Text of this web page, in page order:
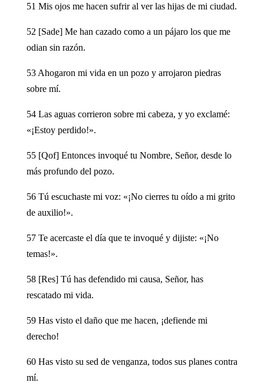
51 Mis ojos me hacen sufrir al ver las hijas de mi ciudad.
52 [Sade] Me han cazado como a un pájaro los que me
odian sin razón.
53 Ahogaron mi vida en un pozo y arrojaron piedras
sobre mí.
54 Las aguas corrieron sobre mi cabeza, y yo exclamé:
«¡Estoy perdido!».
55 [Qof] Entonces invoqué tu Nombre, Señor, desde lo
más profundo del pozo.
56 Tú escuchaste mi voz: «¡No cierres tu oído a mi grito
de auxilio!».
57 Te acercaste el día que te invoqué y dijiste: «¡No
temas!».
58 [Res] Tú has defendido mi causa, Señor, has
rescatado mi vida.
59 Has visto el daño que me hacen, ¡defiende mi
derecho!
60 Has visto su sed de venganza, todos sus planes contra
mí.